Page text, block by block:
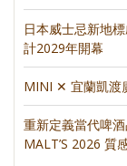
日本威士忌新地
計2029年開幕
MINI ✕ 宜蘭凱渡
重新定義當代啤
MALT’S 2026 質